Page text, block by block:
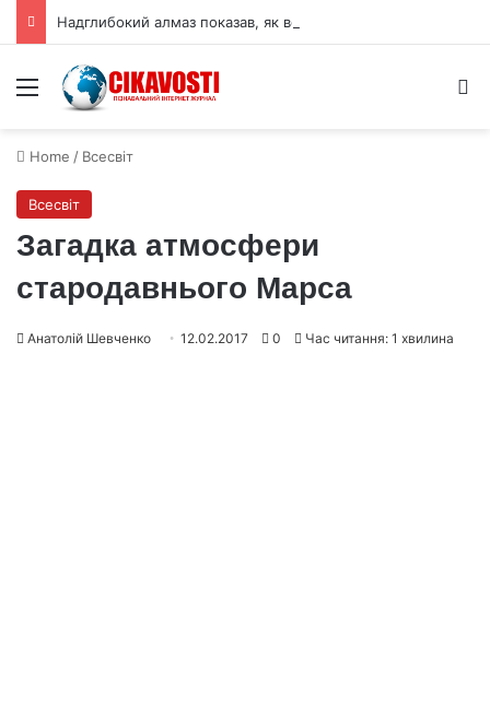
Menu
Home / Всесвіт
Всесвіт
Загадка атмосфери
стародавнього Марса
Анатолій Шевченко 12.02.2017 0 Час читання: 1 хвилина